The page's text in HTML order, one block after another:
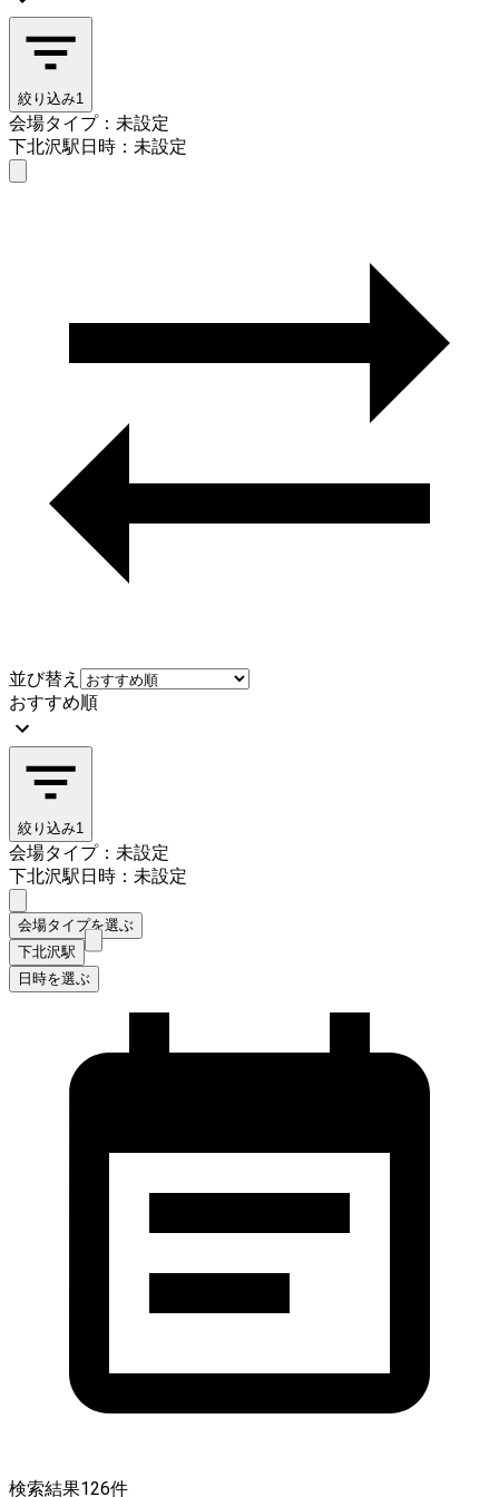
絞り込み1
会場タイプ：未設定
下北沢駅日時：未設定
並び替え
おすすめ順
絞り込み1
会場タイプ：未設定
下北沢駅日時：未設定
会場タイプを選ぶ
下北沢駅
日時を選ぶ
検索結果126件